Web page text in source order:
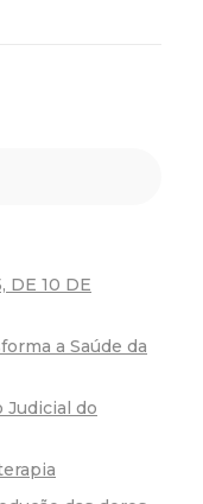
DE 10 DE
a Saúde da
Judicial do